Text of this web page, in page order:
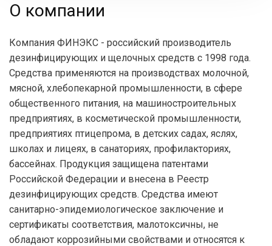
О компании
Компания ФИНЭКС - российский производитель
дезинфицирующих и щелочных средств с 1998 года.
Средства применяются на производствах молочной,
мясной, хлебопекарной промышленности, в сфере
общественного питания, на машиностроительных
предприятиях, в косметической промышленности,
предприятиях птицепрома, в детских садах, яслях,
школах и лицеях, в санаториях, профилакториях,
бассейнах. Продукция защищена патентами
Российской Федерации и внесена в Реестр
дезинфицирующих средств. Средства имеют
санитарно-эпидемиологическое заключение и
сертификаты соответствия, малотоксичны, не
обладают коррозийными свойствами и относятся к